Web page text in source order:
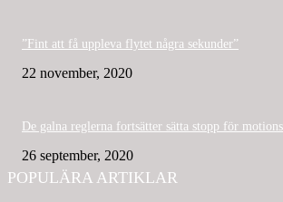
”Fint att få uppleva flytet några sekunder”
22 november, 2020
De galna reglerna fortsätter sätta stopp för
26 september, 2020
POPULÄRA ARTIKLAR